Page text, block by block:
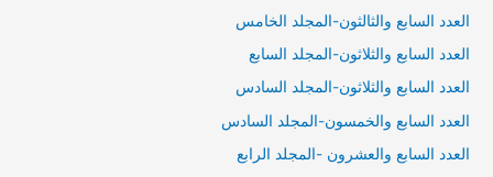
العدد السابع والثالثون-المجلد الخامس
العدد السابع والثلاثون-المجلد السابع
العدد السابع والثلاثون-المجلد السادس
العدد السابع والخمسون-المجلد السادس
العدد السابع والعشرون -المجلد الرابع